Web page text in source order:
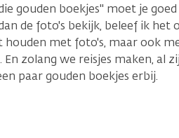
gouden boekjes" moet je
de foto's bekijk, beleef ik
met foto's, maar ook
zolang we reisjes maken, al
paar gouden boekjes erbij.